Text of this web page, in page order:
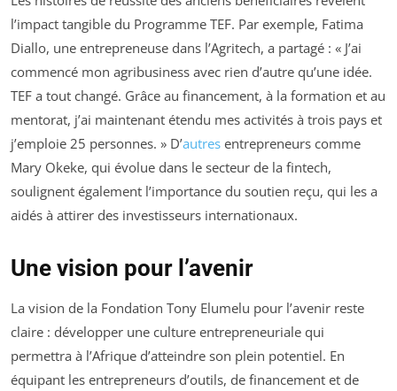
l’impact tangible du Programme TEF. Par exemple, Fatima
Diallo, une entrepreneuse dans l’Agritech, a partagé : « J’ai
commencé mon agribusiness avec rien d’autre qu’une idée.
TEF a tout changé. Grâce au financement, à la formation et au
mentorat, j’ai maintenant étendu mes activités à trois pays et
j’emploie 25 personnes. » D’autres entrepreneurs comme
Mary Okeke, qui évolue dans le secteur de la fintech,
soulignent également l’importance du soutien reçu, qui les a
aidés à attirer des investisseurs internationaux.
Une vision pour l’avenir
La vision de la Fondation Tony Elumelu pour l’avenir reste
claire : développer une culture entrepreneuriale qui
permettra à l’Afrique d’atteindre son plein potentiel. En
équipant les entrepreneurs d’outils, de financement et de